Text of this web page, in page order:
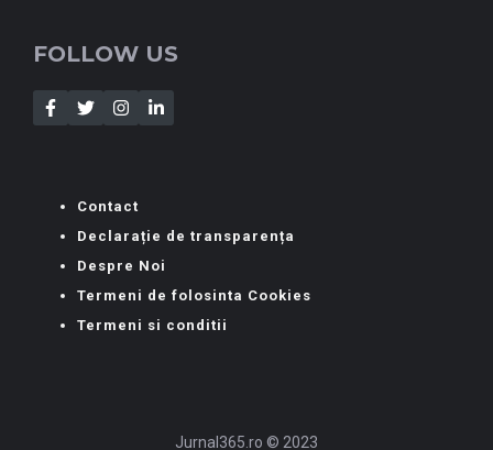
FOLLOW US
Contact
Declarație de transparența
Despre Noi
Termeni de folosinta Cookies
Termeni si conditii
Jurnal365.ro © 2023